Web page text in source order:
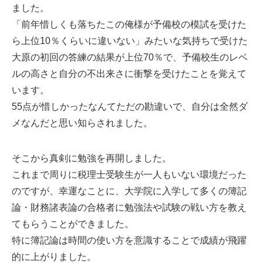
ました。
「前年惜しくも落ちたこの俺様が予備校の模試を受けた
ら上位10％くらいに違いない」みたいな気持ちで受けた
大原の初回の答練の結果が上位70％で、予備校生のレベ
ルの高さと自分の不出来さに衝撃を受けたことを覚えて
います。
55点が惜しかったなんてただの勘違いで、自分は全然ダ
メなんだと思い知らされました。
そこから真剣に勉強を再開しました。
これまで周りに税理士受験生が一人もいない環境だった
のですが、幸運なことに、大学院に入学して多くの簿記
論・財務諸表論の合格者に勉強法や試験の戦い方を教え
てもらうことができました。
特に簿記論は時間の使い方を意識することで成績が飛躍
的に上がりました。